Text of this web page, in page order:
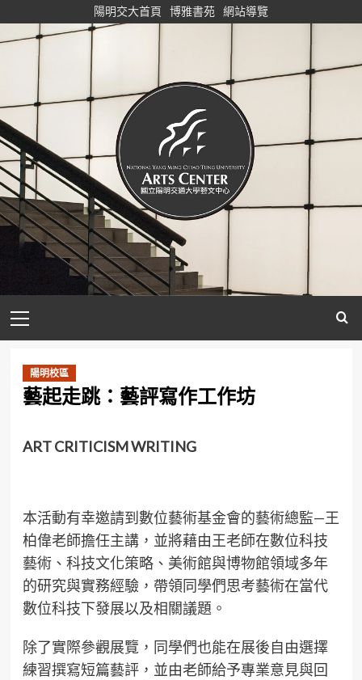
content
陽明交大首頁 博雅書苑 網站導覽
Menu
陽明校區
藝起走跳：藝評寫作工作坊
ART CRITICISM WRITING
本活動有幸邀請到數位藝術基金會的藝術總監—王
柏偉老師擔任主講，並將藉由王老師在數位科技
藝術、科技文化策略、美術館與博物館領域多年
的研究與實務經驗，帶領同學們思考藝術在當代
數位科技下發展以及相關議題。
除了實際參觀展覽，同學們也能在展後自由選擇
練習撰寫短篇藝評，並由老師給予專業意見與回